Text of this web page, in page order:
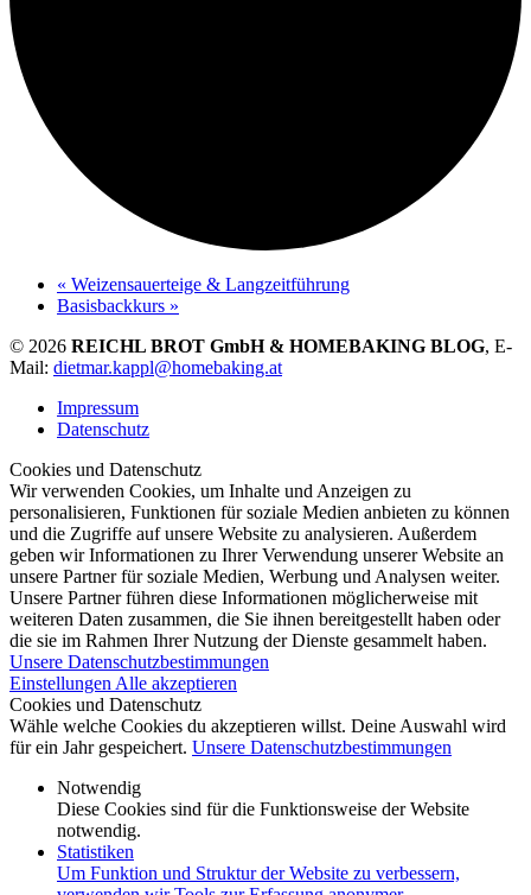
« Weizensauerteige & Langzeitführung
Basisbackkurs »
© 2026 REICHL BROT GmbH & HOMEBAKING BLOG, E-
Mail: dietmar.kappl@homebaking.at
Impressum
Datenschutz
Cookies und Datenschutz
Wir verwenden Cookies, um Inhalte und Anzeigen zu
personalisieren, Funktionen für soziale Medien anbieten zu können
und die Zugriffe auf unsere Website zu analysieren. Außerdem
geben wir Informationen zu Ihrer Verwendung unserer Website an
unsere Partner für soziale Medien, Werbung und Analysen weiter.
Unsere Partner führen diese Informationen möglicherweise mit
weiteren Daten zusammen, die Sie ihnen bereitgestellt haben oder
die sie im Rahmen Ihrer Nutzung der Dienste gesammelt haben.
Unsere Datenschutzbestimmungen
Einstellungen Alle akzeptieren
Cookies und Datenschutz
Wähle welche Cookies du akzeptieren willst. Deine Auswahl wird
für ein Jahr gespeichert. Unsere Datenschutzbestimmungen
Notwendig
Diese Cookies sind für die Funktionsweise der Website
notwendig.
Statistiken
Um Funktion und Struktur der Website zu verbessern,